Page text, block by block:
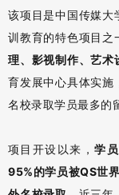
该项目是中国传媒大
训教育的特色项目之
理、影视制作、艺术
育发展中心具体实施
名校录取学员最多的
项目开设以来，学
95%的学员被QS世